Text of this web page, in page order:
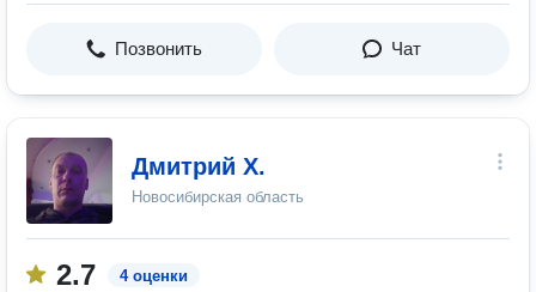
Позвонить Чат
Дмитрий Х.
Новосибирская область
2.7 4 оценки